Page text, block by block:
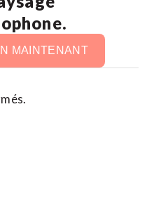
MAINTENANT